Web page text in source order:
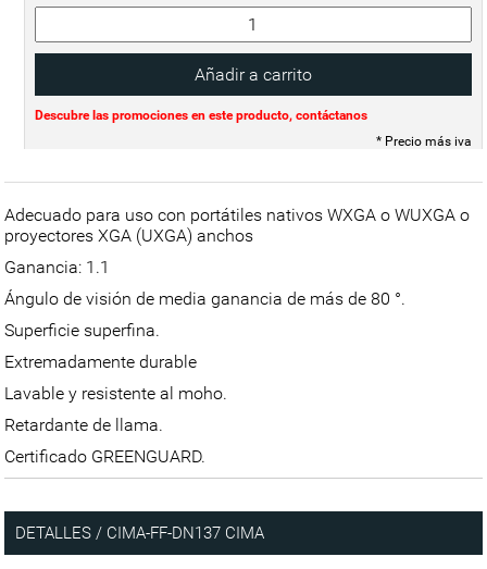
Descubre las promociones en este producto, contáctanos
* Precio más iva
Adecuado para uso con portátiles nativos WXGA o WUXGA o
proyectores XGA (UXGA) anchos
Ganancia: 1.1
Ángulo de visión de media ganancia de más de 80 °.
Superficie superfina.
Extremadamente durable
Lavable y resistente al moho.
Retardante de llama.
Certificado GREENGUARD.
DETALLES / CIMA-FF-DN137 CIMA